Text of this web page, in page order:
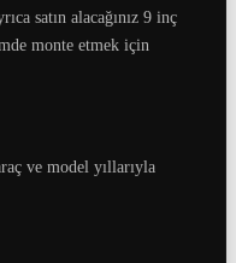
satın alacağınız 9 inç
monte etmek için
ve model yıllarıyla